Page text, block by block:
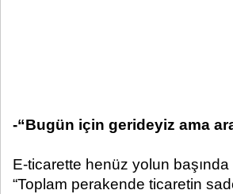
-“Bugün için gerideyiz ama
E-ticarette henüz yolun
“Toplam perakende ticaretin